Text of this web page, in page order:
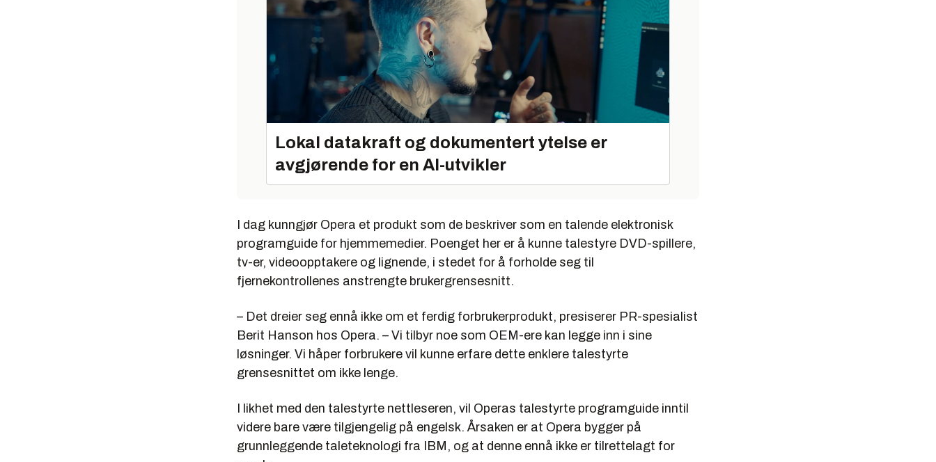
Lokal datakraft og dokumentert ytelse er
avgjørende for en AI-utvikler
I dag kunngjør Opera et produkt som de beskriver som en talende elektronisk
programguide for hjemmemedier. Poenget her er å kunne talestyre DVD-spillere,
tv-er, videoopptakere og lignende, i stedet for å forholde seg til
fjernekontrollenes anstrengte brukergrensesnitt.
– Det dreier seg ennå ikke om et ferdig forbrukerprodukt, presiserer PR-spesialist
Berit Hanson hos Opera. – Vi tilbyr noe som OEM-ere kan legge inn i sine
løsninger. Vi håper forbrukere vil kunne erfare dette enklere talestyrte
grensesnittet om ikke lenge.
I likhet med den talestyrte nettleseren, vil Operas talestyrte programguide inntil
videre bare være tilgjengelig på engelsk. Årsaken er at Opera bygger på
grunnleggende taleteknologi fra IBM, og at denne ennå ikke er tilrettelagt for